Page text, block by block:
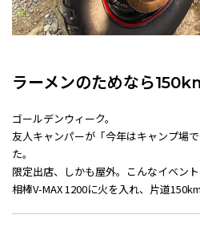
ラーメンのためなら
ゴールデンウィーク。
友人キャンパーが「今年はキャンプ場
た。
限定出店、しかも屋外。こんなイベン
相棒V-MAX 1200に火を入れ、片道